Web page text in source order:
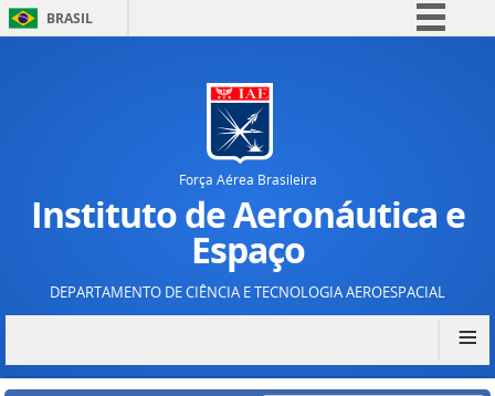
BRASIL
Canais
Força Aérea Brasileira
Instituto de Aeronáutica e
Espaço
DEPARTAMENTO DE CIÊNCIA E TECNOLOGIA AEROESPACIAL
≡